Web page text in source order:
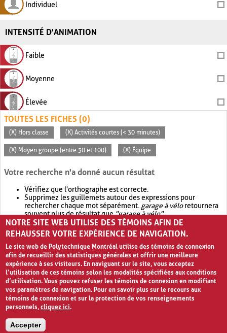
Individuel
INTENSITÉ D'ANIMATION
Faible
Moyenne
Élevée
TOUTES LES FICHES (0)
(X) Hors classe (X) Activités courtes (< 30 minutes)
(X) Moyen groupe (entre 30 et 100) (X) Équipe
Votre recherche n'a donné aucun résultat
Vérifiez que l'orthographe est correcte.
Supprimez les guillemets autour des expressions pour
rechercher chaque mot séparément. garage à véloretournera
souvent plus de résultat que"garage à vélo".
Envisagez d'élargir votre recherche avec OR.garage OR vélo
retournera souvent plus de résultat quegarage à vélo
NOTRE SITE WEB UTILISE DES TÉMOINS AFIN DE
REHAUSSER VOTRE EXPÉRIENCE DE NAVIGATION.
Le site web de Polytechnique Montréal utilise des témoins de connexion
afin de recueillir des statistiques générales et offrir une meilleure
expérience à ses visiteurs. En naviguant sur le site, vous acceptez
l’utilisation de ces témoins selon les modalités spécifiées aux conditions
d’utilisation. Vous pouvez refuser les témoins de connexion en modifiant
vos paramètres de navigation. Pour en savoir plus sur le recours aux
témoins de connexion et sur la protection de vos renseignements
personnels,cliquez ici.
Accepter